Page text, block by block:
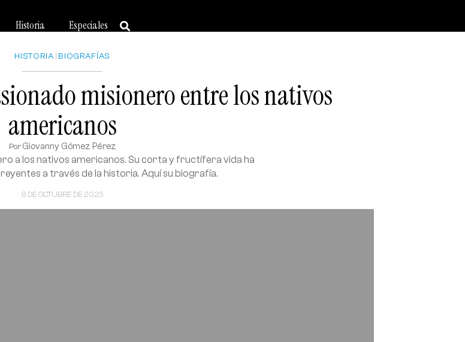
Historia Especiales
HISTORIA BIOGRAFÍAS
misionero entre los nativos
americanos
Por Giovanny Gómez Pérez
9 DE OCTUBRE DE 2023
a los nativos americanos. Su corta y fructífera vida ha
a través de la historia. Aquí su biografía.